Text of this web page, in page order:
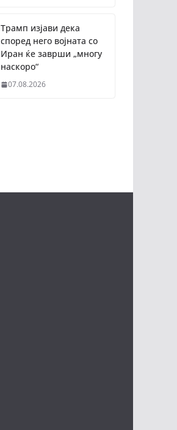
Трамп изјави дека
според него војната со
Иран ќе заврши „многу
наскоро“
07.08.2026